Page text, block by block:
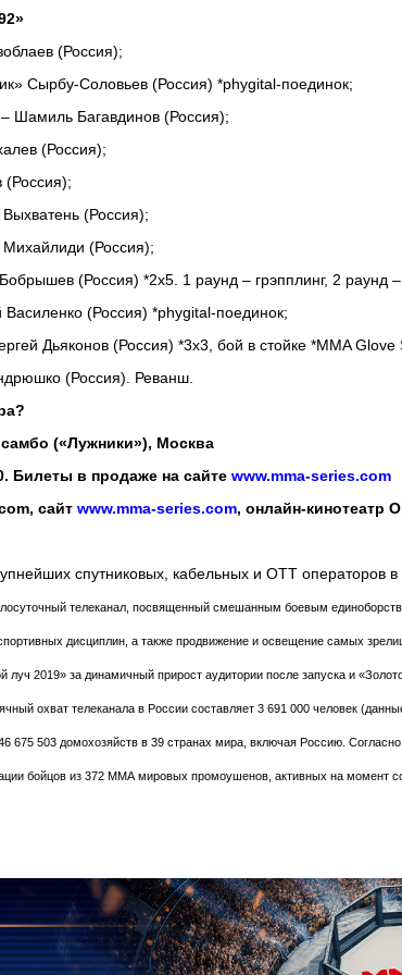
(Россия);
Сырбу-Соловьев (Россия) *phygital-поединок;
Шамиль Багавдинов (Россия);
(Россия);
(Россия);
(Россия);
(Россия) *2x5. 1 раунд – грэпплинг, 2 раунд
(Россия) *phygital-поединок;
Дьяконов (Россия) *3х3, бой в стойке *MMA Glove
(Россия). Реванш.
(«Лужники»), Москва
Билеты в продаже на сайте www.mma-series.com
, сайт www.mma-series.com, онлайн-кинотеатр
спутниковых, кабельных и ОТТ операторов
телеканал, посвященный смешанным боевым
дисциплин, а также продвижение и освещение самых
луч 2019» за динамичный прирост аудитории после запуска и
охват телеканала в России составляет 3 691 000 человек
675 503 домохозяйств в 39 странах мира, включая Россию.
бойцов из 372 ММА мировых промоушенов, активных на момент